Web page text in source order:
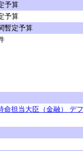
予算
予算
暫定予算
命担当大臣（金融） デ